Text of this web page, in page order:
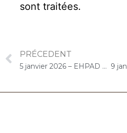
sont traitées.
PRÉCEDENT
5 janvier 2026 – EHPAD Résidence Sofia (Yerres) : Concert « Choco-Cello Solo »